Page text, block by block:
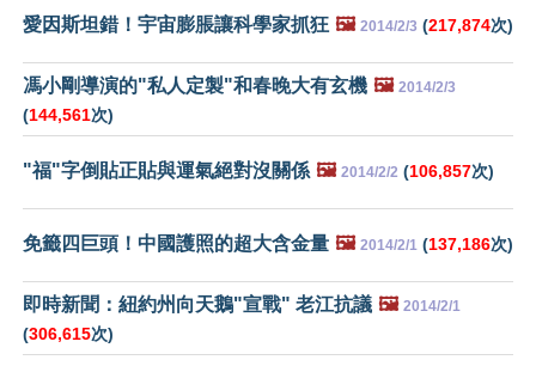
愛因斯坦錯！宇宙膨脹讓科學家抓狂 🖼️ 2014/2/3 (217,874次)
馮小剛導演的"私人定製"和春晚大有玄機 🖼️ 2014/2/3
(144,561次)
"福"字倒貼正貼與運氣絕對沒關係 🖼️ 2014/2/2 (106,857次)
免籤四巨頭！中國護照的超大含金量 🖼️ 2014/2/1 (137,186次)
即時新聞：紐約州向天鵝"宣戰" 老江抗議 🖼️ 2014/2/1
(306,615次)